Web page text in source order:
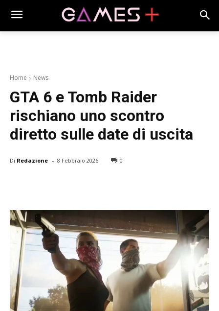
Home News
GTA 6 e Tomb Raider
rischiano uno scontro
diretto sulle date di uscita
Di Redazione - 8 Febbraio 2026 0